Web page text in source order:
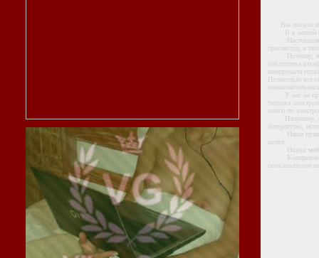
Вы искали
В в нашей
Настоящая
просмотра, а
Поэтому, в
библиотека
компромата
Полностью все
У нас на
читалка
книги по
Например, на
литературы,
Наша
целях.
Ищеш
Копирование
пользователем